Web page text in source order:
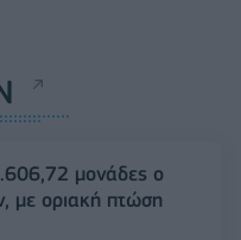
μονάδες ο
με οριακή πτώση